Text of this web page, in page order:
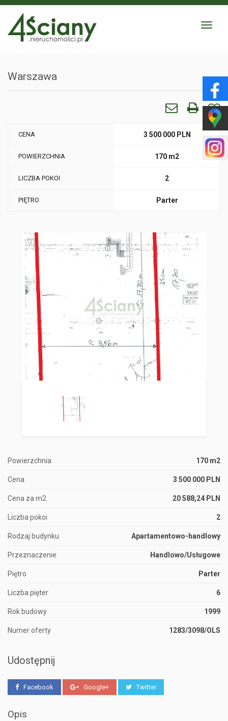
Toggle
Warszawa
CENA 3 500 000 PLN
POWIERZCHNIA 170 m2
LICZBA POKOI 2
PIĘTRO Parter
Powierzchnia 170 m2
Cena 3 500 000 PLN
Cena za m2 20 588,24 PLN
Liczba pokoi 2
Rodzaj budynku Apartamentowo-handlowy
Przeznaczenie Handlowo/Usługowe
Piętro Parter
Liczba pięter 6
Rok budowy 1999
Numer oferty 1283/3098/OLS
Udostępnij
Facebook Google+ Twitter
Opis